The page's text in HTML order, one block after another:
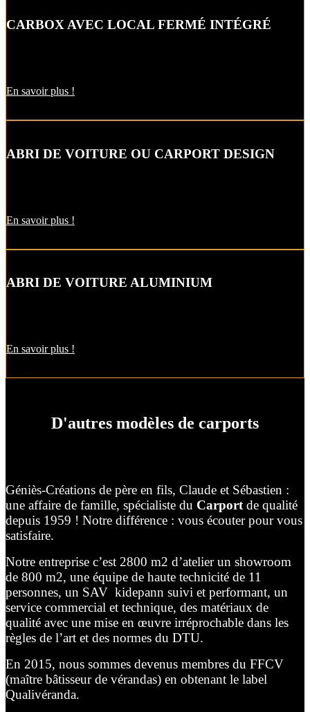
CARBOX AVEC LOCAL FERMÉ INTÉGRÉ
En savoir plus !
ABRI DE VOITURE OU CARPORT DESIGN
En savoir plus !
ABRI DE VOITURE ALUMINIUM
En savoir plus !
D'autres modèles de carports
Géniès-Créations de père en fils, Claude et Sébastien :
une affaire de famille, spécialiste du Carportde qualité
depuis 1959 ! Notre différence : vous écouter pour vous
satisfaire.
Notre entreprise c’est 2800 m2 d’atelier un showroom
de 800 m2, une équipe de haute technicité de 11
personnes, un SAV kidepann suivi et performant, un
service commercial et technique, des matériaux de
qualité avec une mise en œuvre irréprochable dans les
règles de l’art et des normes du DTU.
En 2015, nous sommes devenus membres du FFCV
(maître bâtisseur de vérandas) en obtenant le label
Qualivéranda.